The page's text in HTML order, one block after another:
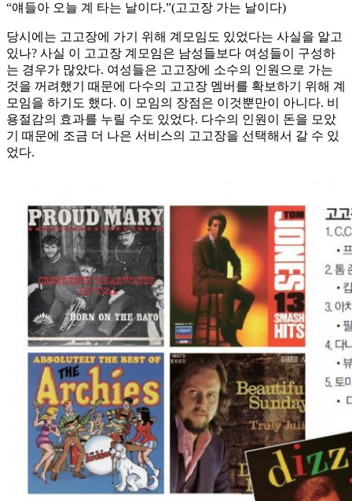
“얘들아 오늘 계 타는 날이다.”(고고장 가는 날이다)
당시에는 고고장에 가기 위해 계모임도 있었다는 사실을 알고
있나? 사실 이 고고장 계모임은 남성들보다 여성들이 구성하
는 경우가 많았다. 여성들은 고고장에 소수의 인원으로 가는
것을 꺼려했기 때문에 다수의 고고장 멤버를 확보하기 위해 계
모임을 하기도 했다. 이 모임의 장점은 이것뿐만이 아니다. 비
용절감의 효과를 누릴 수도 있었다. 다수의 인원이 돈을 모았
기 때문에 조금 더 나은 서비스의 고고장을 선택해서 갈 수 있
었다.